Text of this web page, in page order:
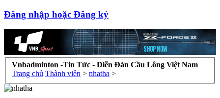
Đăng nhập hoặc Đăng ký
Vnbadminton -Tin Tức - Diễn Đàn Cầu Lông Việt Nam
Trang chủ Thành viên > nhatha >